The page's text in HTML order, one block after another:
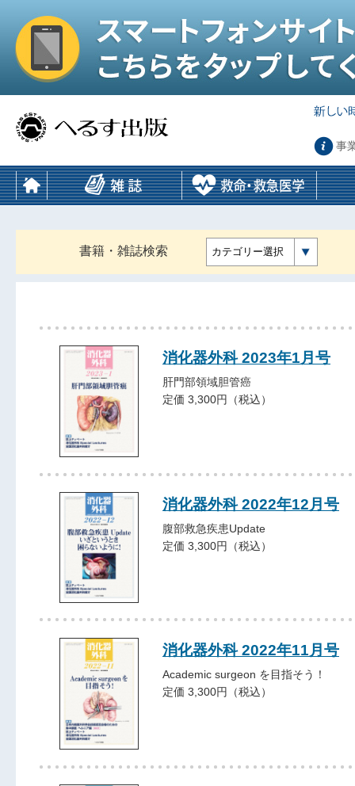
事
書籍・雑誌検索 カテゴリー選択
消化器外科 2023年1月号
肝門部領域胆管癌
定価 3,300円（税込）
消化器外科 2022年12月号
腹部救急疾患Update
定価 3,300円（税込）
消化器外科 2022年11月号
Academic surgeon を目指そう！
定価 3,300円（税込）